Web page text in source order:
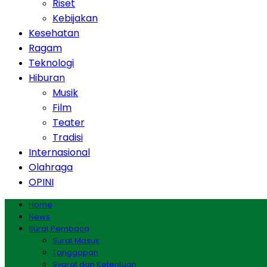
Riset
Kebijakan
Kesehatan
Ragam
Teknologi
Hiburan
Musik
Film
Teater
Tradisi
Internasional
Olahraga
OPINI
Home
News
Surat Pembaca
Surat Masuk
Tanggapan
Syarat dan Ketentuan